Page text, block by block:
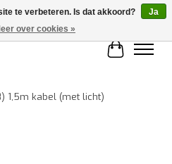
1,5m kabel (met licht)
te verbeteren. Is dat akkoord?
Ja
over cookies »